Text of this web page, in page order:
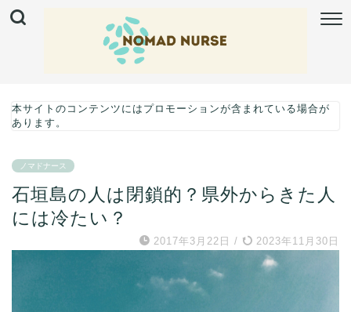
本サイトのコンテンツにはプロモーションが含まれている場合が
あります。
ノマドナース
石垣島の人は閉鎖的？県外からきた人
には冷たい？
2017年3月22日 / 2023年11月30日